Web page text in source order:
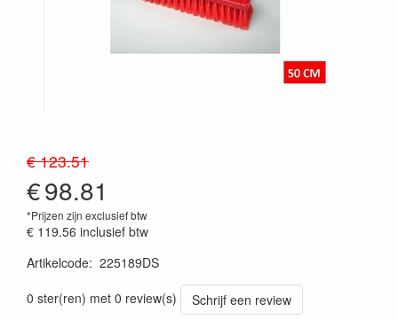
€ 123.51
€98.81
*Prijzen zijn exclusief btw
€ 119.56 inclusief btw
Artikelcode: 225189DS
0 ster(ren) met 0 review(s)
Schrijf een review